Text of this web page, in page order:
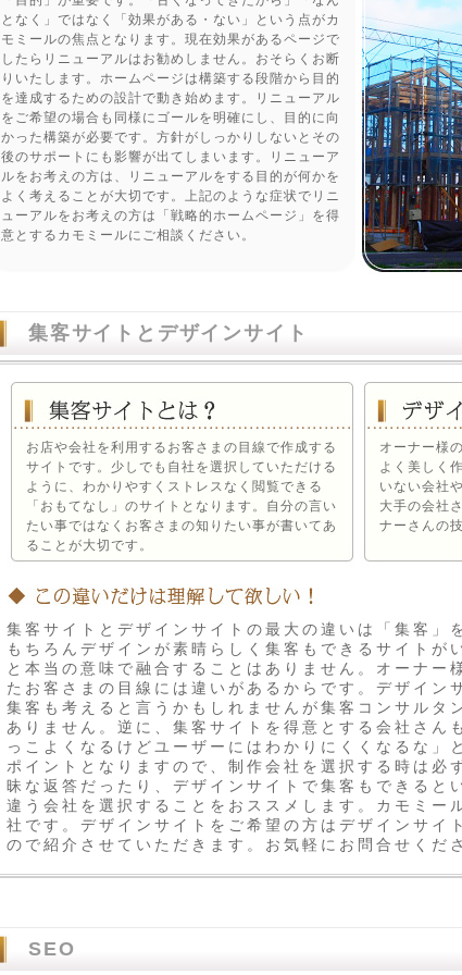
となく」ではなく「効果がある・ない」という点がカ
モミールの焦点となります。現在効果があるページで
したらリニューアルはお勧めしません。おそらくお断
りいたします。ホームページは構築する段階から目的
を達成するための設計で動き始めます。リニューアル
をご希望の場合も同様にゴールを明確にし、目的に向
かった構築が必要です。方針がしっかりしないとその
後のサポートにも影響が出てしまいます。リニューア
ルをお考えの方は、リニューアルをする目的が何かを
よく考えることが大切です。上記のような症状でリニ
ューアルをお考えの方は「戦略的ホームページ」を得
意とするカモミールにご相談ください。
集客サイトとデザインサイト
お店や会社を利用するお客さまの目線で作成する
サイトです。少しでも自社を選択していただける
ように、わかりやすくストレスなく閲覧できる
「おもてなし」のサイトとなります。自分の言い
たい事ではなくお客さまの知りたい事が書いてあ
ることが大切です。
オーナー様
よく美しく
いない会社
大手の会社
ナーさんの
集客サイトとデザインサイトの最大の違いは「集客」
もちろんデザインが素晴らしく集客もできるサイトが
と本当の意味で融合することはありません。オーナー
たお客さまの目線には違いがあるからです。デザイン
集客も考えると言うかもしれませんが集客コンサルタ
ありません。逆に、集客サイトを得意とする会社さん
っこよくなるけどユーザーにはわかりにくくなるな」
ポイントとなりますので、制作会社を選択する時は必
昧な返答だったり、デザインサイトで集客もできると
違う会社を選択することをおススメします。カモミー
社です。デザインサイトをご希望の方はデザインサイ
ので紹介させていただきます。お気軽にお問合せくだ
SEO